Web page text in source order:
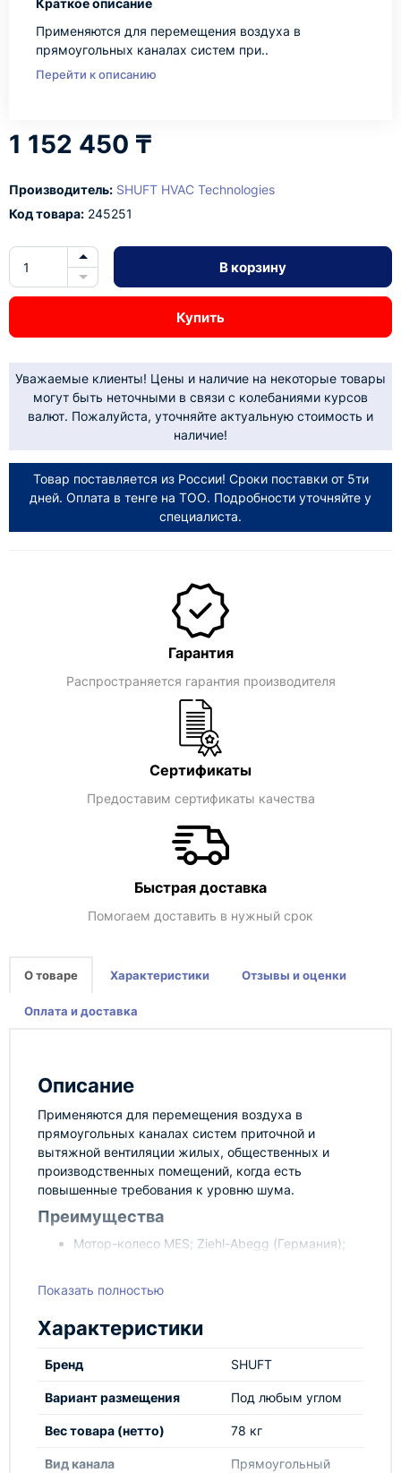
Краткое описание
Применяются для перемещения воздуха в
прямоугольных каналах систем при..
Перейти к описанию
1 152 450 ₸
Производитель: SHUFT HVAC Technologies
Код товара: 245251
В корзину
Купить
Уважаемые клиенты! Цены и наличие на некоторые товары
могут быть неточными в связи с колебаниями курсов
валют. Пожалуйста, уточняйте актуальную стоимость и
наличие!
Товар поставляется из России! Сроки поставки от 5ти
дней. Оплата в тенге на ТОО. Подробности уточняйте у
специалиста.
Гарантия
Распространяется гарантия производителя
Сертификаты
Предоставим сертификаты качества
Быстрая доставка
Помогаем доставить в нужный срок
О товаре Характеристики Отзывы и оценки
Оплата и доставка
Описание
Применяются для перемещения воздуха в
прямоугольных каналах систем приточной и
вытяжной вентиляции жилых, общественных и
производственных помещений, когда есть
повышенные требования к уровню шума.
Преимущества
Мотор-колесо MES; Ziehl-Abegg (Германия);
Широкий модельный ряд. Уникальные модели
Усиленный монолитный корпус-фланец
Надёжная обрешетка—упаковка в
соответствии с ГОСТ.
подключению. Могут устанавливаться в любом
Показать полностью
Характеристики
Бренд SHUFT
Вариант размещения Под любым углом
Вес товара (нетто) 78 кг
Вид канала Прямоугольный